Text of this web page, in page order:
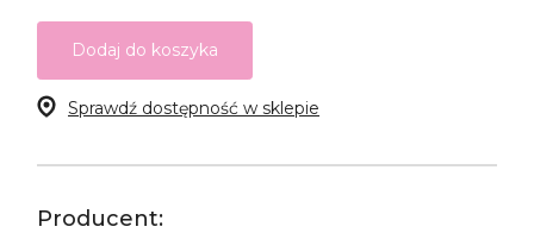
Dodaj do koszyka
Sprawdź dostępność w sklepie
Producent: